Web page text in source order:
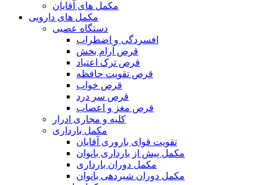
مکمل های آقایان
مکمل های دارویی
دستگاه عصبی
افسردگی و اضطراب
قرص آرام بخش
قرص ترک اعتیاد
قرص تقویت حافظه
قرص خواب
قرص سر درد
قرص مغز و اعصاب
کلیه و مجاری ادرار
مکمل بارداری
تقویت قوای باروری آقایان
مکمل پیش از بارداری بانوان
مکمل دوران بارداری
مکمل دوران شیردهی بانوان